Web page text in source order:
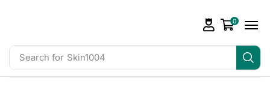
Search for Skin1004
0